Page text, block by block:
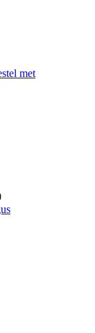
met